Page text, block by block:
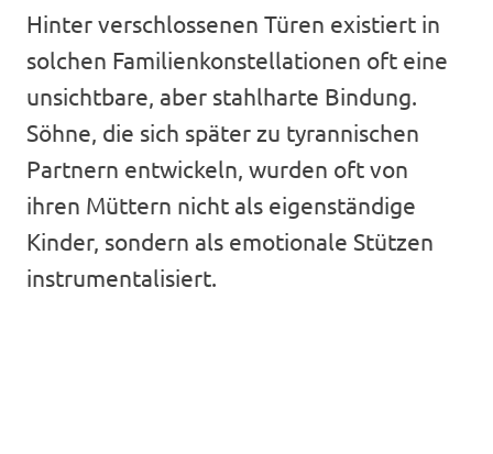
Hinter verschlossenen Türen existiert in
solchen Familienkonstellationen oft eine
unsichtbare, aber stahlharte Bindung.
Söhne, die sich später zu tyrannischen
Partnern entwickeln, wurden oft von
ihren Müttern nicht als eigenständige
Kinder, sondern als emotionale Stützen
instrumentalisiert.